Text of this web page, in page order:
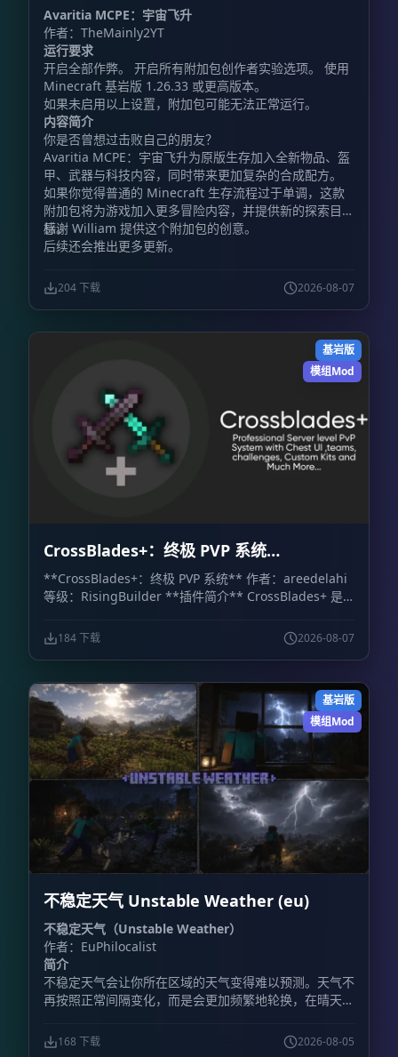
Cosmic Ascension
Avaritia MCPE：宇宙飞升
作者：TheMainly2YT
运行要求
开启全部作弊。 开启所有附加包创作者实验选项。 使用
Minecraft 基岩版 1.26.33 或更高版本。
如果未启用以上设置，附加包可能无法正常运行。
内容简介
你是否曾想过击败自己的朋友？
Avaritia MCPE：宇宙飞升为原版生存加入全新物品、盔
甲、武器与科技内容，同时带来更加复杂的合成配方。
如果你觉得普通的 Minecraft 生存流程过于单调，这款
附加包将为游戏加入更多冒险内容，并提供新的探索目
标。
感谢 William 提供这个附加包的创意。
后续还会推出更多更新。
204 下载 2026-08-07
基岩版
模组Mod
CrossBlades+：终极 PVP 系统
CrossBlades+: Ultimate PVP System
**CrossBlades+：终极 PVP 系统** 作者：areedelahi
等级：RisingBuilder **插件简介** CrossBlades+ 是
技场决斗系统。玩家可以通过可视化箱子界面挑战好友、
预览套装，并立即参加 1v1 单挑或最多 5v5 的团队决
了更直观的操作方式。管理员只需设置竞技场位置，插件
就会自动处理排队、匹配、传送、地图重置和战后物品恢
复。 **主要功能** - **可视化箱子菜单：** 通过库存
式界面选择游戏模式和套装，不需要记忆复杂命令。 -
**快捷菜单物品：** 使用命令获得菜单物品，可快速打
开主决斗菜单、挑战菜单和团队菜单。 - **公平排队与
团队模式：** 支持经典 1v1，也支持 2v2、3v3、4v4 和
5v5 团队决斗。人数达到要求后，系统会自动完成匹配并
将玩家传送至竞技场。 - **多竞技场与自动重置：** 每
种套装最多可配置 10 个竞技场，让多场决斗同时进行。
比赛结束后，系统会自动恢复竞技场地形，重置范围上限
的物品、经验值和位置，比赛结束后完整恢复。 - **大
返回大厅。 - **套装编辑：** 可以修改已有套装，也能
按照服务器需求调整装备配置。 - **挑战模式：** 直接
向其他玩家发起决斗邀请。 - **自定义套装：** 最多保
存 100 套自定义套装。 **包含的游戏模式** 插件提供
11 套预配置套装，说明中列出的模式包括： -
战斗技巧。 - **Diamond（钻石）：** 全套钻石装备，
184 下载 2026-08-07
基岩版
模组Mod
不稳定天气 Unstable Weather (eu)
不稳定天气（Unstable Weather）
作者：EuPhilocalist
简介
不稳定天气会让你所在区域的天气变得难以预测。天气不
再按照正常间隔变化，而是会更加频繁地轮换，在晴天、
168 下载 2026-08-05